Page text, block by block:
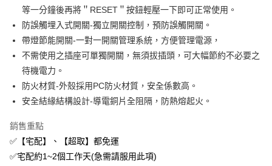
免運費
付款後萊爾富取貨
免運費
付款後7-11取貨
免運費
宅配
免運費
等一分鐘後再將＂RESET＂按鈕輕壓一下即可正常使用。
防誤觸埋入式開關-獨立開關控制，預防誤觸開關。
帶燈節能開關-一對一開關管理系統，方便管理電源，
不需使用之插座可單獨開關，無須拔插頭，可大幅節約不必要之
待機電力。
防火材質-外殼採用PC防火材質，安全係數高。
安全結緣結構設計-導電銅片全阻隔，防熱熔起火。
銷售重點
✅【宅配】、【超取】都免運
✅宅配約1~2個工作天(急需請服用此項)